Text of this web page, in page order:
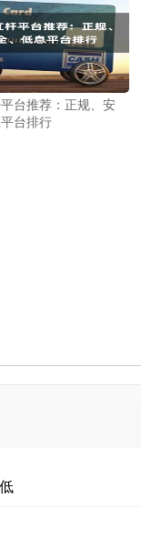
台推荐：正规、安
台排行